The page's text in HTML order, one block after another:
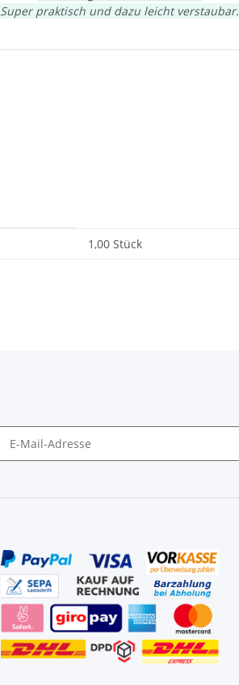
Super praktisch und dazu leicht verstaubar.
1,00 Stück